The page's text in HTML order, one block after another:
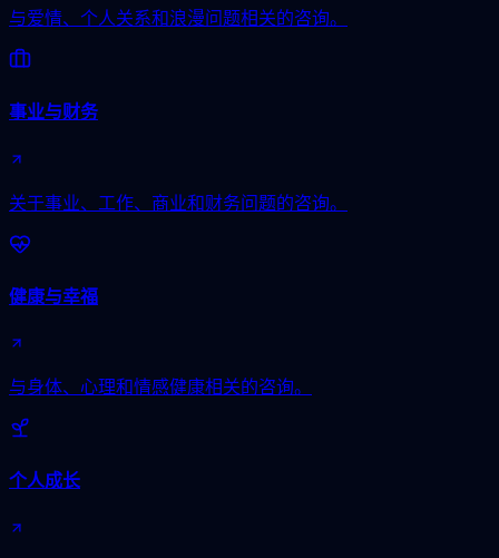
与爱情、个人关系和浪漫问题相关的咨询。
事业与财务
关于事业、工作、商业和财务问题的咨询。
健康与幸福
与身体、心理和情感健康相关的咨询。
个人成长